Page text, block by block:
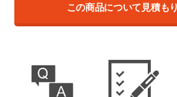
この商品について見積も